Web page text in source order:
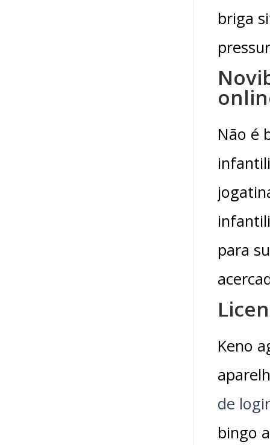
briga
Não é
para
Keno
de
bingo